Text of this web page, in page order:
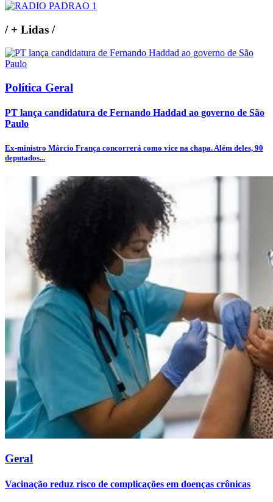
/+ Lidas /
Política Geral
PT lança candidatura de Fernando Haddad ao governo de São
Paulo
Ex-ministro Márcio França concorrerá como vice na chapa. Além deles, 90
deputados...
Geral
Vacinação reduz risco de complicações em doenças crônicas